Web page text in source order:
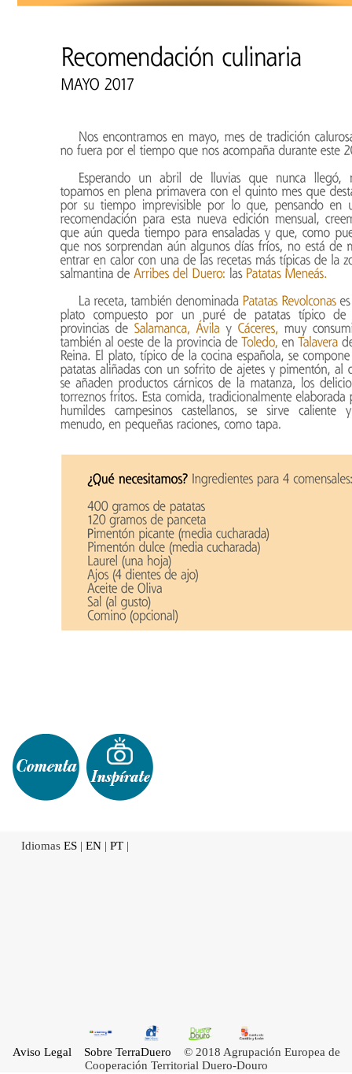
Idiomas ES | EN | PT |
Aviso Legal Sobre TerraDuero © 2018 Agrupación Europea de
Cooperación Territorial Duero-Douro